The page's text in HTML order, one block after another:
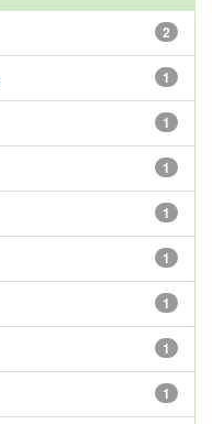
2
1
1
1
1
1
1
1
1